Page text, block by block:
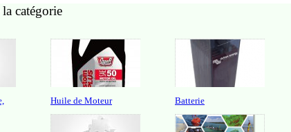
catégorie
Huile de Moteur Batterie